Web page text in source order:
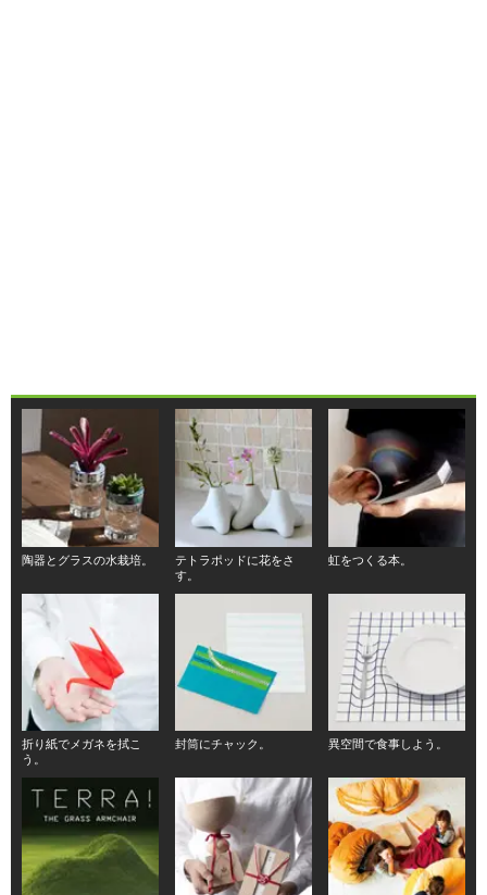
陶器とグラスの水栽培。
テトラポッドに花をさ
す。
虹をつくる本。
折り紙でメガネを拭こ
う。
封筒にチャック。 異空間で食事しよう。